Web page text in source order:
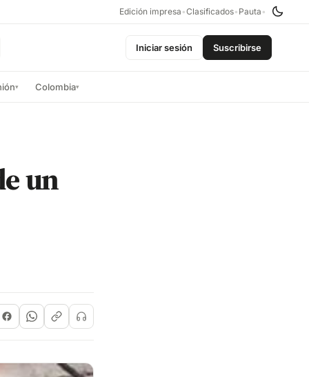
Edición impresa •Clasificados• Pauta •
Iniciar sesión Suscribirse
▾ Colombia▾
un